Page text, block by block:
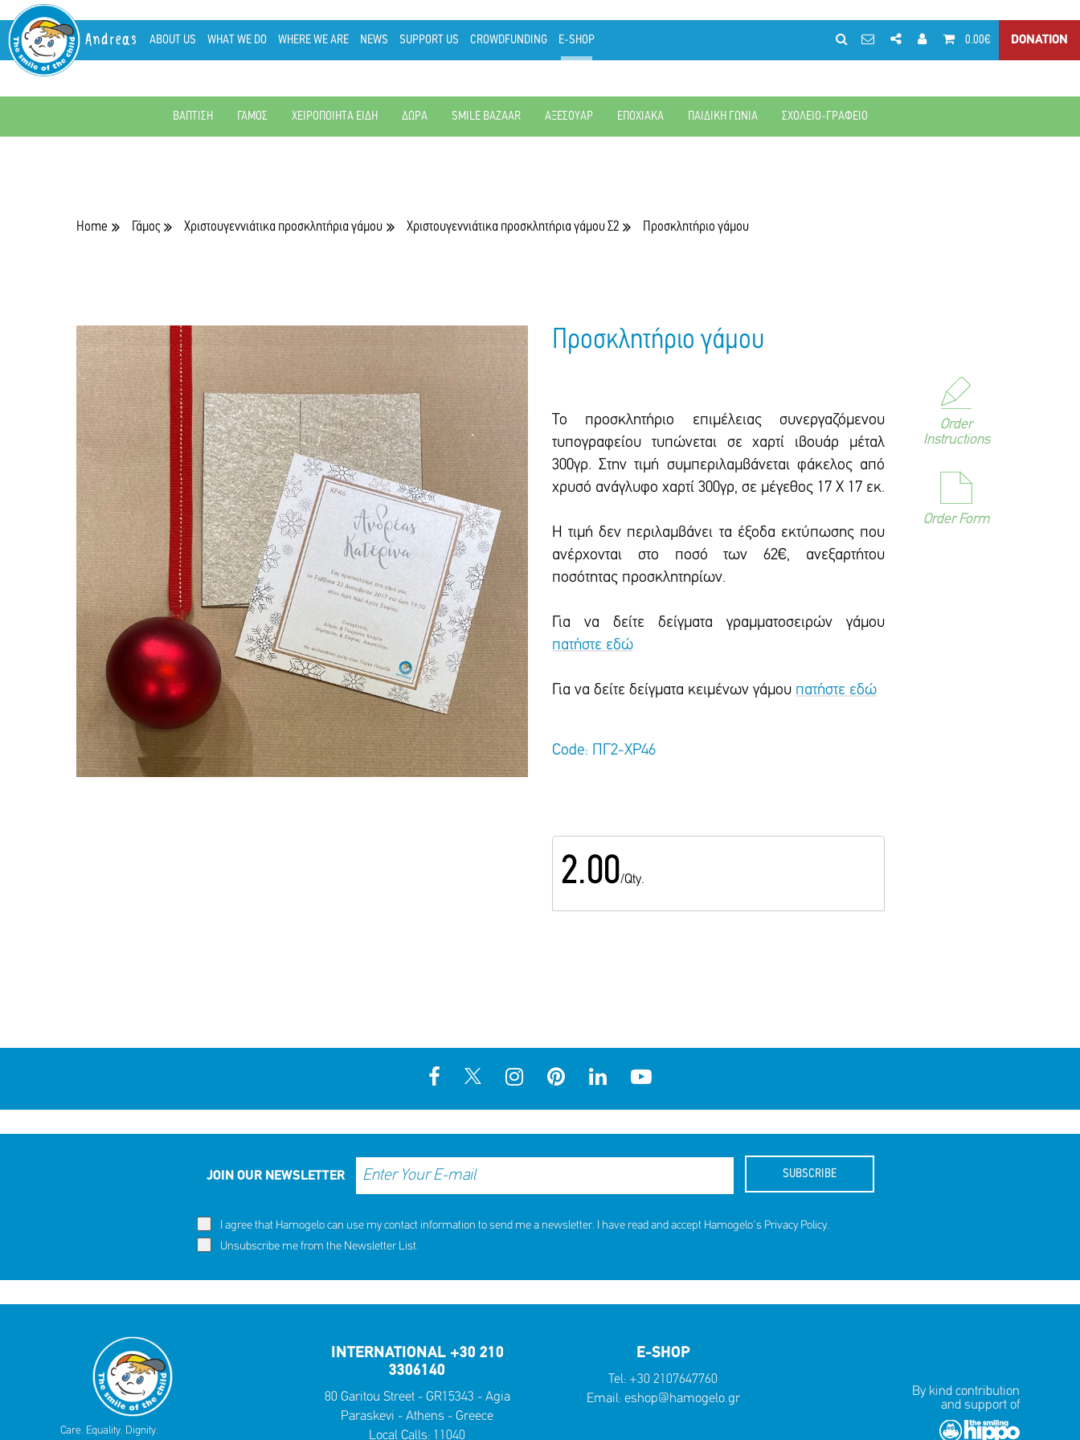
Andreas ABOUT US WHAT WE DO WHERE WE ARE NEWS SUPPORT US CROWDFUNDING E-SHOP 0.00€ DONATION
ΒΑΠΤΙΣΗ ΓΑΜΟΣ ΧΕΙΡΟΠΟΙΗΤΑ ΕΙΔΗ ΔΩΡΑ SMILE BAZAAR ΑΞΕΣΟΥΑΡ ΕΠΟΧΙΑΚΑ ΠΑΙΔΙΚΗ ΓΩΝΙΑ ΣΧΟΛΕΙΟ-ΓΡΑΦΕΙΟ
Home Γάμος Χριστουγεννιάτικα προσκλητήρια γάμου Χριστουγεννιάτικα προσκλητήρια γάμου Σ2 Προσκλητήριο γάμου
Προσκλητήριο γάμου
Το προσκλητήριο επιμέλειας συνεργαζόμενου
τυπογραφείου τυπώνεται σε χαρτί ιβουάρ μέταλ
300γρ. Στην τιμή συμπεριλαμβάνεται φάκελος από
χρυσό ανάγλυφο χαρτί 300γρ, σε μέγεθος 17 Χ 17 εκ.
Η τιμή δεν περιλαμβάνει τα έξοδα εκτύπωσης που
ανέρχονται στο ποσό των 62€, ανεξαρτήτου
ποσότητας προσκλητηρίων.
Για να δείτε δείγματα γραμματοσειρών γάμου
πατήστε εδώ
Για να δείτε δείγματα κειμένων γάμου πατήστε εδώ
Code: ΠΓ2-ΧΡ46
2.00/Qty.
Order
Instructions
Order Form
JOIN OUR NEWSLETTER SUBSCRIBE
I agree that Hamogelo can use my contact information to send me a newsletter. I have read and accept Hamogelo's Privacy Policy.
Unsubscribe me from the Newsletter List.
Care. Equality. Dignity.
INTERNATIONAL +30 210
3306140
80 Garitou Street - GR15343 - Agia
Paraskevi - Athens - Greece
Local Calls: 11040
E-SHOP
Tel: +30 2107647760
Email: eshop@hamogelo.gr
By kind contribution
and support of